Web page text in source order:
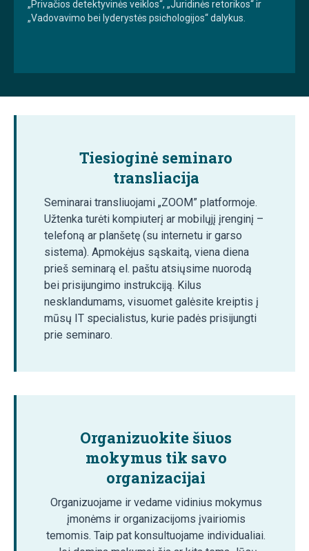
„Privačios detektyvinės veiklos“, „Juridinės retorikos“ ir
„Vadovavimo bei lyderystės psichologijos“ dalykus.
Tiesioginė seminaro
transliacija
Seminarai transliuojami „ZOOM” platformoje.
Užtenka turėti kompiuterį ar mobilųjį įrenginį –
telefoną ar planšetę (su internetu ir garso
sistema). Apmokėjus sąskaitą, viena diena
prieš seminarą el. paštu atsiųsime nuorodą
bei prisijungimo instrukciją. Kilus
nesklandumams, visuomet galėsite kreiptis į
mūsų IT specialistus, kurie padės prisijungti
prie seminaro.
Organizuokite šiuos
mokymus tik savo
organizacijai
Organizuojame ir vedame vidinius mokymus
įmonėms ir organizacijoms įvairiomis
temomis. Taip pat konsultuojame individualiai.